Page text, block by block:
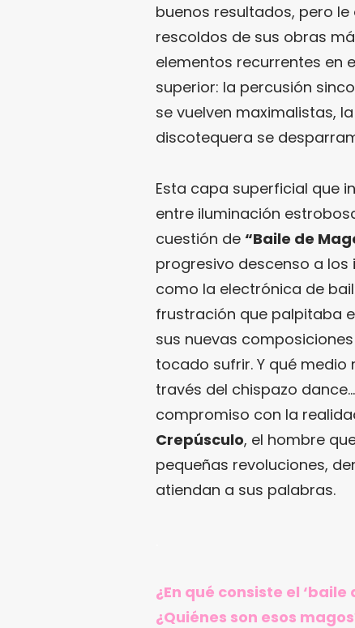
buenos resultados, pero le
rescoldos de sus obras
elementos recurrentes en
superior: la percusión
se vuelven maximalistas,
discotequera se
Esta capa superficial que
entre iluminación
cuestión de “Baile de
progresivo descenso a
como la electrónica de
frustración que palpitaba
sus nuevas
tocado sufrir. Y qué
través del chispazo
compromiso con la
Crepúsculo, el hombre
pequeñas revoluciones,
atiendan a sus palabras.
¿En qué consiste el
¿Quiénes son esos